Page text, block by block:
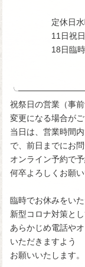
定休日水
11日祝日営業
18日臨時
祝祭日の営業（事
変更になる場合がご
当日は、営業時間
で、前日までにお
オンライン予約で
何卒よろしくお願い
臨時でお休みをい
新型コロナ対策と
あらかじめ電話や
いただきますよう
お願いいたします。